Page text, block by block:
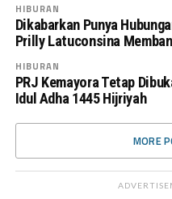
HIBURAN
Dikabarkan Punya
Prilly Latuconsina
HIBURAN
PRJ Kemayora Tetap
Idul Adha 1445 Hijriyah
MORE